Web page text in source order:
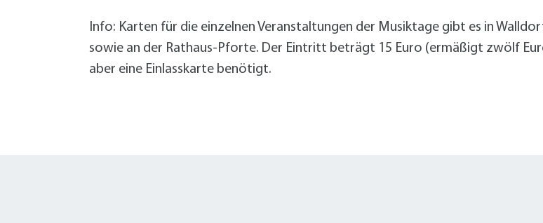
Info: Karten für die einzelnen Veranstaltungen der Musiktage gibt es in
sowie an der Rathaus-Pforte. Der Eintritt beträgt 15 Euro (ermäßigt zwölf
aber eine Einlasskarte benötigt.